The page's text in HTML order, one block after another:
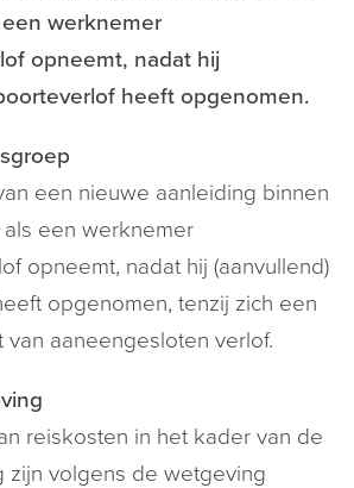
werknemer
opneemt, nadat hij
heeft opgenomen.
een nieuwe aanleiding binnen
een werknemer
opneemt, nadat hij (aanvullend)
opgenomen, tenzij zich een
aaneengesloten verlof.
reiskosten in het kader van de
zijn volgens de wetgeving